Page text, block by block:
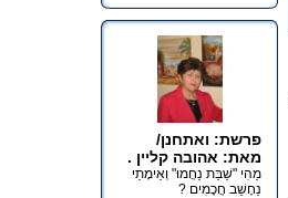
פרשת: ואתחנן/
מאת: אהובה קליין .
מַהִי "שַׁבַּת נַחֲמוּ" וְאֵימָתַי
נֵחָשֵׁב חֲכָמִים ?